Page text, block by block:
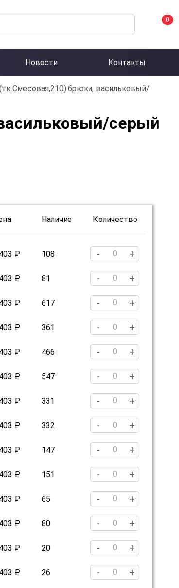
0
Новости Контакты
брюки, васильковый/
серый
Наличие Количество
₽ 108 - +
₽ 81 - +
₽ 617 - +
₽ 361 - +
₽ 466 - +
₽ 547 - +
₽ 331 - +
₽ 332 - +
₽ 147 - +
₽ 151 - +
₽ 65 - +
₽ 80 - +
₽ 20 - +
₽ 26 - +